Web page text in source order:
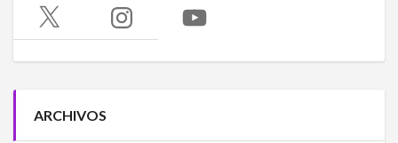
X Instagram YouTube
ARCHIVOS